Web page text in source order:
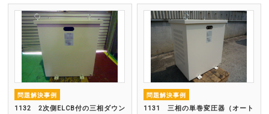
問題解決事例
1132 2次側ELCB付の三相ダウン
問題解決事例
1131 三相の単巻変圧器（オート